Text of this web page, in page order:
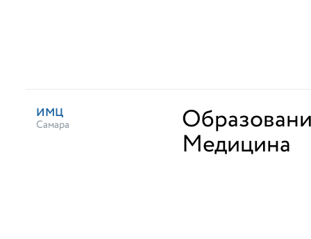
ИМЦ
Самара
Медицина